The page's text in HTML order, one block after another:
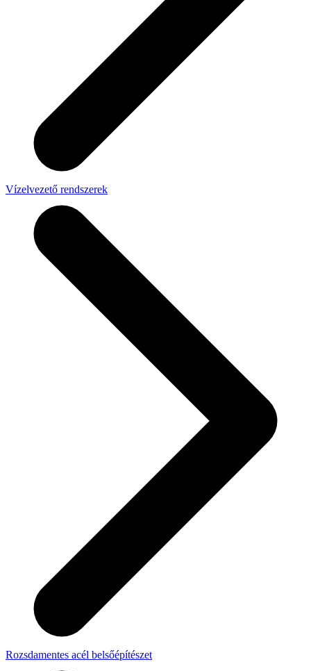
Vízelvezető rendszerek
Rozsdamentes acél belsőépítészet